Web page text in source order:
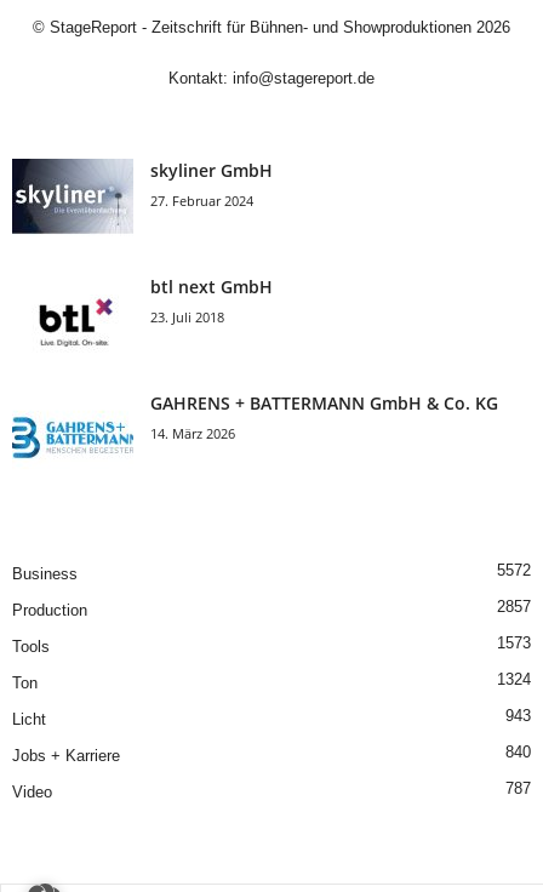
© StageReport - Zeitschrift für Bühnen- und Showproduktionen 2026
Kontakt: info@stagereport.de
skyliner GmbH
27. Februar 2024
btl next GmbH
23. Juli 2018
GAHRENS + BATTERMANN GmbH & Co. KG
14. März 2026
Business 5572
Production 2857
Tools 1573
Ton 1324
Licht 943
Jobs + Karriere 840
Video 787